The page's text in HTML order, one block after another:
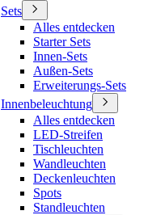
Sets
Alles entdecken
Starter Sets
Innen-Sets
Außen-Sets
Erweiterungs-Sets
Innenbeleuchtung
Alles entdecken
LED-Streifen
Tischleuchten
Wandleuchten
Deckenleuchten
Spots
Standleuchten